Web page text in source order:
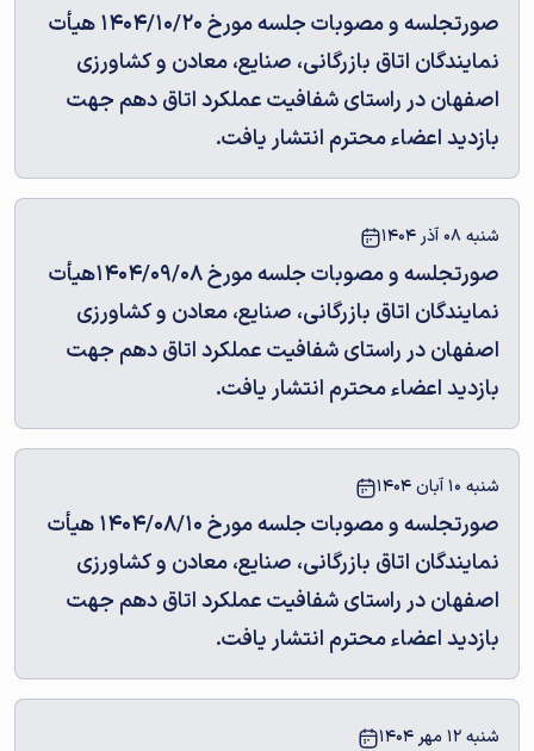
صورتجلسه و مصوبات جلسه مورخ 1404/10/20 هیأت
نمایندگان اتاق بازرگانی، صنایع، معادن و کشاورزی
اصفهان در راستای شفافیت عملکرد اتاق دهم جهت
بازدید اعضاء محترم انتشار یافت.
شنبه 08 آذر 1404
صورتجلسه و مصوبات جلسه مورخ 1404/09/08هیأت
نمایندگان اتاق بازرگانی، صنایع، معادن و کشاورزی
اصفهان در راستای شفافیت عملکرد اتاق دهم جهت
بازدید اعضاء محترم انتشار یافت.
شنبه 10 آبان 1404
صورتجلسه و مصوبات جلسه مورخ 1404/08/10 هیأت
نمایندگان اتاق بازرگانی، صنایع، معادن و کشاورزی
اصفهان در راستای شفافیت عملکرد اتاق دهم جهت
بازدید اعضاء محترم انتشار یافت.
شنبه 12 مهر 1404